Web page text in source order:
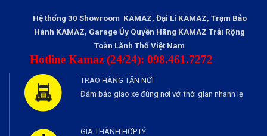
Hệ thống 30 Showroom KAMAZ, Đại Lí KAMAZ, Trạm Bảo
Hành KAMAZ, Garage Ủy Quyền Hãng KAMAZ Trải Rộng
Toàn Lãnh Thổ Việt Nam
Hotline Kamaz (24/24): 098.461.7272
TRAO HÀNG TẬN NƠI
Đảm bảo giao xe đúng nơi với thời gian nhanh lẹ
GIÁ THÀNH HỢP LÝ